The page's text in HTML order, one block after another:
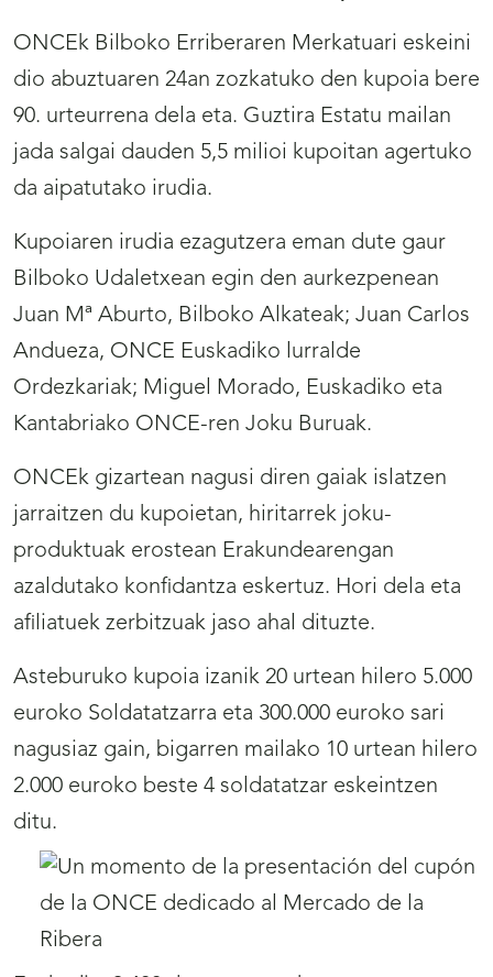
ONCEk Bilboko Erriberaren Merkatuari eskeini
dio abuztuaren 24an zozkatuko den kupoia bere
90. urteurrena dela eta. Guztira Estatu mailan
jada salgai dauden 5,5 milioi kupoitan agertuko
da aipatutako irudia.
Kupoiaren irudia ezagutzera eman dute gaur
Bilboko Udaletxean egin den aurkezpenean
Juan Mª Aburto, Bilboko Alkateak; Juan Carlos
Andueza, ONCE Euskadiko lurralde
Ordezkariak; Miguel Morado, Euskadiko eta
Kantabriako ONCE-ren Joku Buruak.
ONCEk gizartean nagusi diren gaiak islatzen
jarraitzen du kupoietan, hiritarrek joku-
produktuak erostean Erakundearengan
azaldutako konfidantza eskertuz. Hori dela eta
afiliatuek zerbitzuak jaso ahal dituzte.
Asteburuko kupoia izanik 20 urtean hilero 5.000
euroko Soldatatzarra eta 300.000 euroko sari
nagusiaz gain, bigarren mailako 10 urtean hilero
2.000 euroko beste 4 soldatatzar eskeintzen
ditu.